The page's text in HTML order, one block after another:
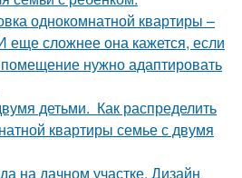
однокомнатной квартиры –
еще сложнее она кажется, если
нужно адаптировать
детьми. Как распределить
квартиры семье с двумя
на дачном участке. Дизайн